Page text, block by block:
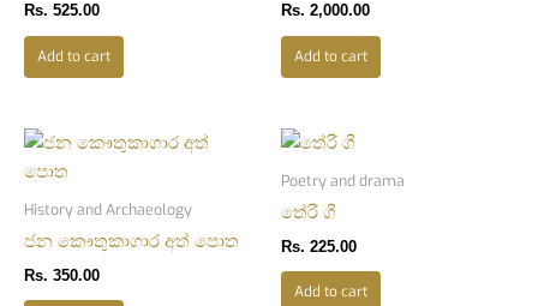
Rs. 525.00
Add to cart
Rs. 2,000.00
Add to cart
History and Archaeology
ජන කෞතුකාගාර අත් පොත
Rs. 350.00
Poetry and drama
තේරී ගී
Rs. 225.00
Add to cart